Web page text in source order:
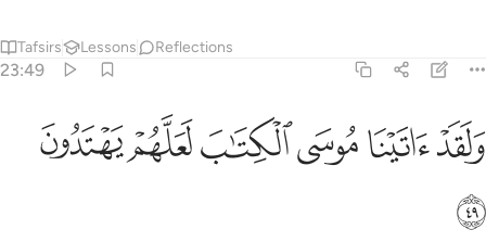
Tafsirs Lessons Reflections
23:49
ولقد اتينا موسى الكتاب لعلهم يهتدون ٤٩
وَلَقَدْ ءَاتَيْنَا مُوسَى ٱلْكِتَـٰبَ لَعَلَّهُمْ يَهْتَدُونَ ٤٩
ﱾﱿﲀﲁﲂﲃ
ﲄ